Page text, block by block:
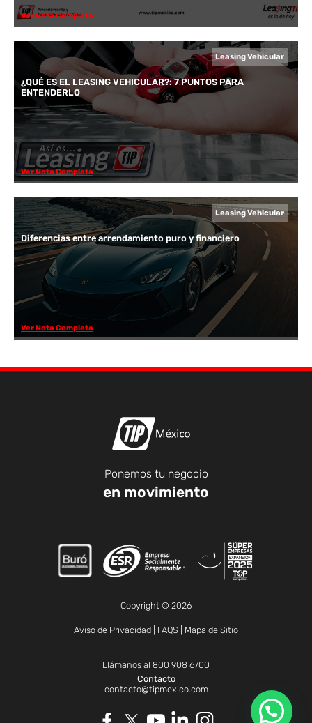
Ver Nota Completa
Leasing Vehicular
¿QUÉ ES EL LEASING VEHICULAR?: 7 PUNTOS PARA
ENTENDERLO
Ver Nota Completa
Leasing Vehicular
Diferencias entre arrendamiento puro y financiero
Ver Nota Completa
Ponemos tu negocio
en movimiento
Copyright © 2026
Aviso de Privacidad FAQS Mapa de Sitio
Llámanos al 800 908 6700
Contacto
contacto@tipmexico.com